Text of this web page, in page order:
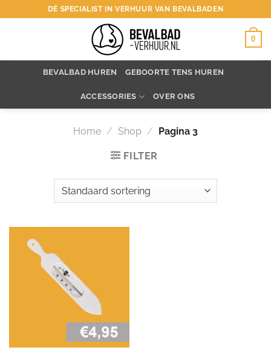
naar
DÉ SPECIALIST IN VERHUUR VAN BEVALBADEN
0
BEVALBAD HUREN GEBOORTE TENS HUREN
ACCESSORIES OVER ONS
Home / Shop / Pagina 3
FILTER